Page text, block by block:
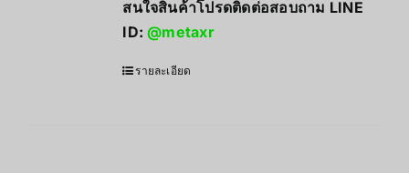
สนใจสินค้าโปรดติดต่อสอบถาม LINE
ID:@metaxr
รายละเอียด